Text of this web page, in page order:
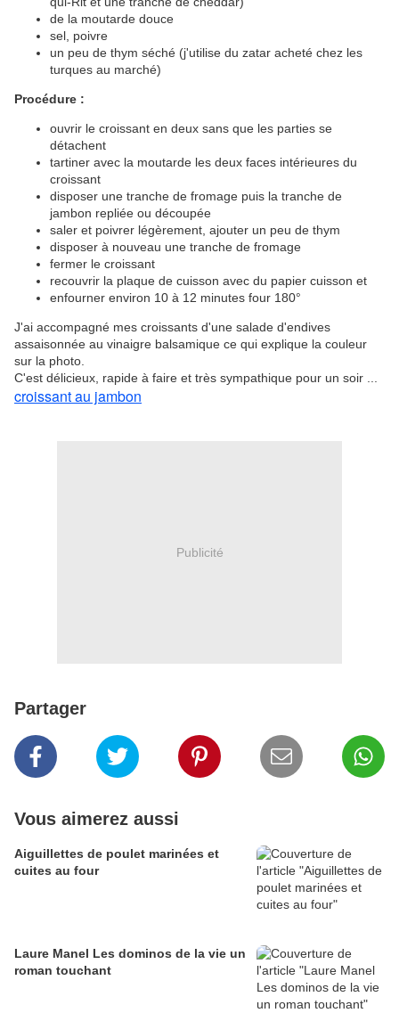
de la moutarde douce
sel, poivre
un peu de thym séché (j'utilise du zatar acheté chez les
turques au marché)
Procédure :
ouvrir le croissant en deux sans que les parties se
détachent
tartiner avec la moutarde les deux faces intérieures du
croissant
disposer une tranche de fromage puis la tranche de
jambon repliée ou découpée
saler et poivrer légèrement, ajouter un peu de thym
disposer à nouveau une tranche de fromage
fermer le croissant
recouvrir la plaque de cuisson avec du papier cuisson et
enfourner environ 10 à 12 minutes four 180°
J'ai accompagné mes croissants d'une salade d'endives
assaisonnée au vinaigre balsamique ce qui explique la couleur
sur la photo.
C'est délicieux, rapide à faire et très sympathique pour un soir ...
croissant au jambon
Publicité
Partager
Vous aimerez aussi
Aiguillettes de poulet marinées et
cuites au four
Laure Manel Les dominos de la vie un
roman touchant